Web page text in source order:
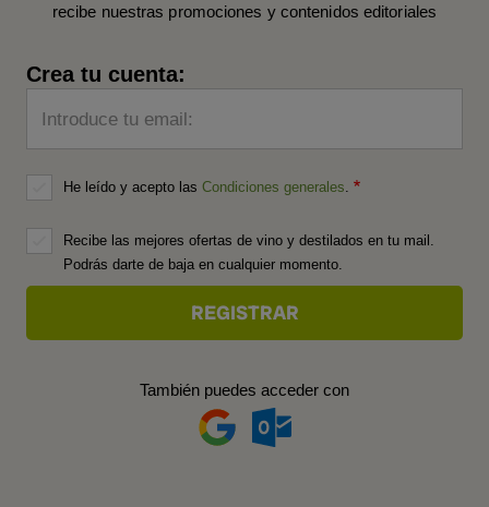
recibe nuestras promociones y contenidos editoriales
Crea tu cuenta:
Introduce tu email:
He leído y acepto las Condiciones generales
Recibe las mejores ofertas de vino y destilados en tu mail.
Podrás darte de baja en cualquier momento.
También puedes acceder con